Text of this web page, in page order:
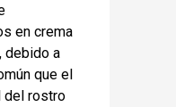
en crema
debido a
que el
del rostro